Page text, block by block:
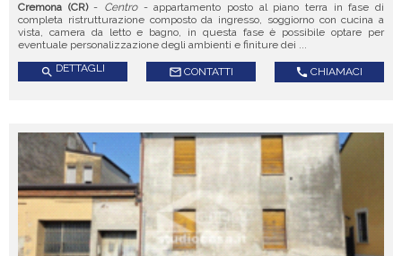
Cremona (CR)- Centro- appartamento posto al piano terra in fase di
completa ristrutturazione composto da ingresso, soggiorno con cucina a
vista, camera da letto e bagno, in questa fase è possibile optare per
eventuale personalizzazione degli ambienti e finiture dei ...
search DETTAGLI mail_outline CONTATTI call CHIAMACI